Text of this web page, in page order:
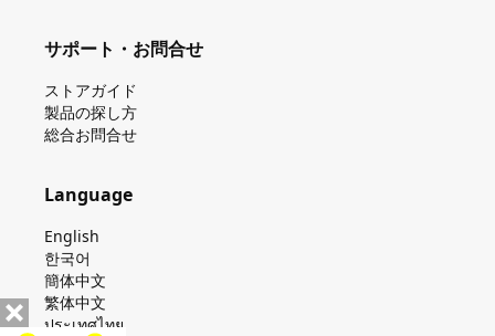
サポート・お問合せ
ストアガイド
製品の探し⽅
総合お問合せ
Language
English
한국어
簡体中文
繁体中文
ประเทศไทย